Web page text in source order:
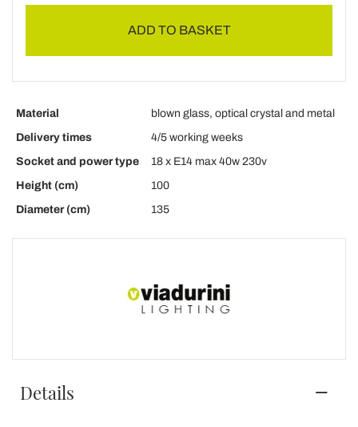
ADD TO BASKET
Material
blown glass, optical crystal and metal
Delivery times
4/5 working weeks
Socket and power type
18 x E14 max 40w 230v
Height (cm)
100
Diameter (cm)
135
Details